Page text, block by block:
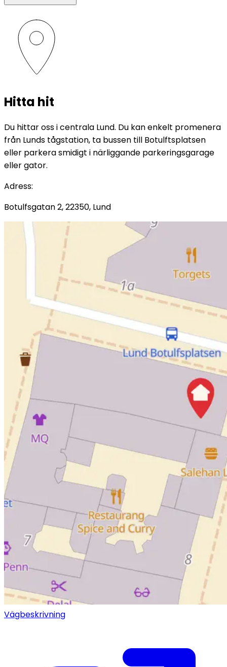
Hitta hit
Du hittar oss i centrala Lund. Du kan enkelt promenera
från Lunds tågstation, ta bussen till Botulftsplatsen
eller parkera smidigt i närliggande parkeringsgarage
eller gator.
Adress:
Botulfsgatan 2, 22350, Lund
Vägbeskrivning